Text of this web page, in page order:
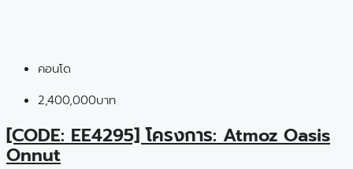
คอนโด
2,400,000บาท
[CODE: EE4295] โครงการ: Atmoz Oasis
Onnut